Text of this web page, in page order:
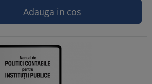
Adauga in cos